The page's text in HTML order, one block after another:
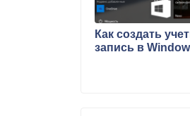
Как создать
запись в